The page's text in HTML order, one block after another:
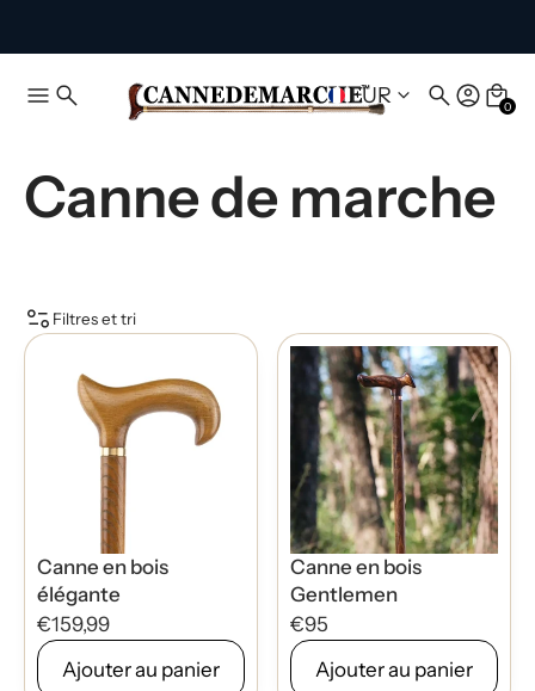
EUR 0
Canne de marche
Filtres et tri
Canne en bois
élégante
€159,99
Ajouter au panier
Canne en bois
Gentlemen
€95
Ajouter au panier